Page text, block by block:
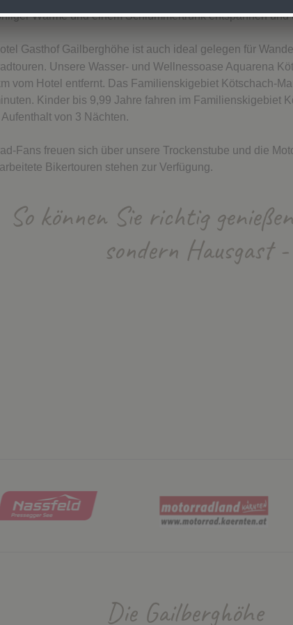
Wärme und einem Schlummertrunk entspannen
Gasthof Gailberghöhe ist auch ideal gelegen für
Unsere Wasser- und Wellnessoase Aquarena
vom Hotel entfernt. Das Familienskigebiet Kötschach-
Kinder bis 9,99 Jahre fahren im Familienskigebiet
von 3 Nächten.
Fans freuen sich über unsere Trockenstube und die
Bikertouren stehen zur Verfügung.
So können Sie richtig
sondern Hausgast
Die Gailberghöhe